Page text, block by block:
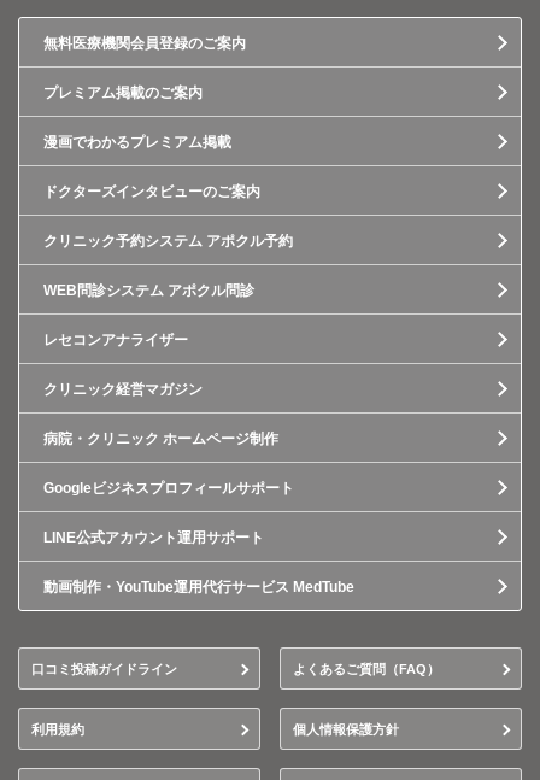
無料医療機関会員登録のご案内
プレミアム掲載のご案内
漫画でわかるプレミアム掲載
ドクターズインタビューのご案内
クリニック予約システム アポクル予約
WEB問診システム アポクル問診
レセコンアナライザー
クリニック経営マガジン
病院・クリニック ホームページ制作
Googleビジネスプロフィールサポート
LINE公式アカウント運用サポート
動画制作・YouTube運用代行サービス MedTube
口コミ投稿ガイドライン よくあるご質問（FAQ）
利用規約 個人情報保護方針